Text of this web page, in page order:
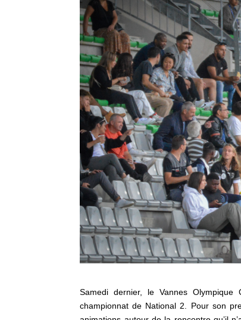
Samedi dernier, le Vannes
championnat de National 2. Pour son